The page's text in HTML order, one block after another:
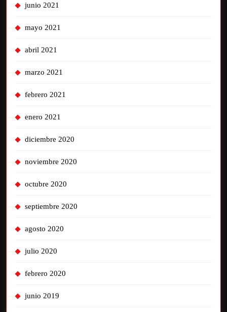
junio 2021
mayo 2021
abril 2021
marzo 2021
febrero 2021
enero 2021
diciembre 2020
noviembre 2020
octubre 2020
septiembre 2020
agosto 2020
julio 2020
febrero 2020
junio 2019